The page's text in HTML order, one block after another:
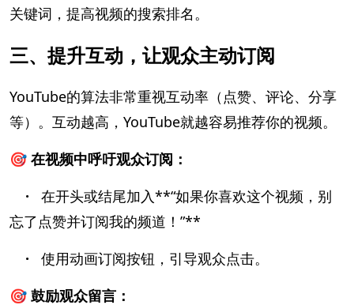
关键词，提高视频的搜索排名。
三、提升互动，让观众主动订阅
YouTube的算法非常重视互动率（点赞、评论、分享
等）。互动越高，YouTube就越容易推荐你的视频。
🎯 在视频中呼吁观众订阅：
·
在开头或结尾加入**“如果你喜欢这个视频，别
忘了点赞并订阅我的频道！”**
·
使用动画订阅按钮，引导观众点击。
🎯 鼓励观众留言：